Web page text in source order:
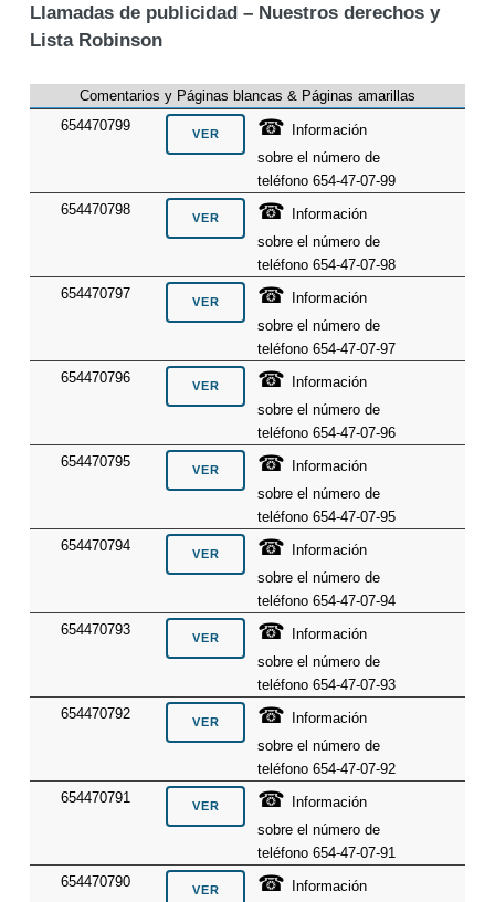
Llamadas de publicidad – Nuestros derechos y
Lista Robinson
Comentarios y Páginas blancas & Páginas amarillas
654470799
☎
Información
sobre el número de
teléfono 654-47-07-99
654470798
☎
Información
sobre el número de
teléfono 654-47-07-98
654470797
☎
Información
sobre el número de
teléfono 654-47-07-97
654470796
☎
Información
sobre el número de
teléfono 654-47-07-96
654470795
☎
Información
sobre el número de
teléfono 654-47-07-95
654470794
☎
Información
sobre el número de
teléfono 654-47-07-94
654470793
☎
Información
sobre el número de
teléfono 654-47-07-93
654470792
☎
Información
sobre el número de
teléfono 654-47-07-92
654470791
☎
Información
sobre el número de
teléfono 654-47-07-91
654470790
☎
Información